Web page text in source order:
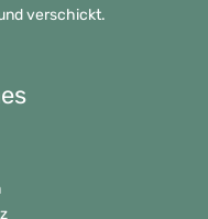
verschickt.